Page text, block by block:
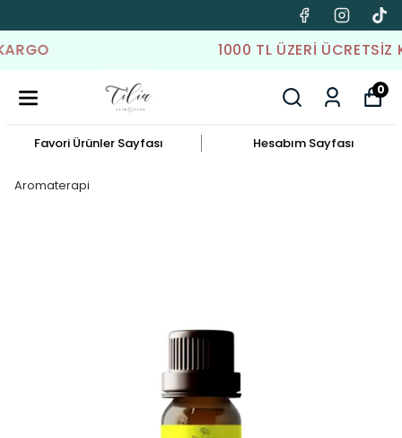
1000 TL ÜZERI ÜCRETSIZ KARGO
0
Favori Ürünler Sayfası Hesabım Sayfası
Aromaterapi